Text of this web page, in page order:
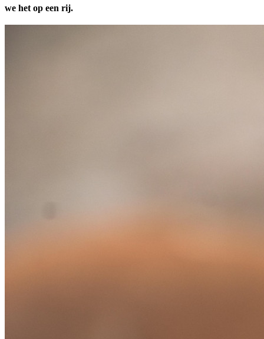
we het op een rij.